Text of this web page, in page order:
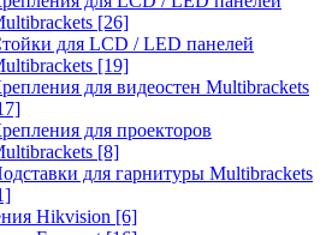
[26]
для LCD / LED панелей
[19]
для видеостен Multibrackets
для проекторов
[8]
для гарнитуры Multibrackets
Hikvision [6]